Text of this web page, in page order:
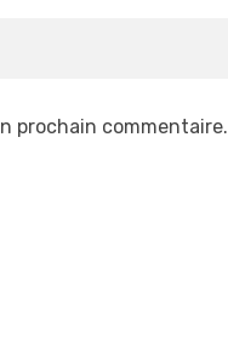
prochain commentaire.